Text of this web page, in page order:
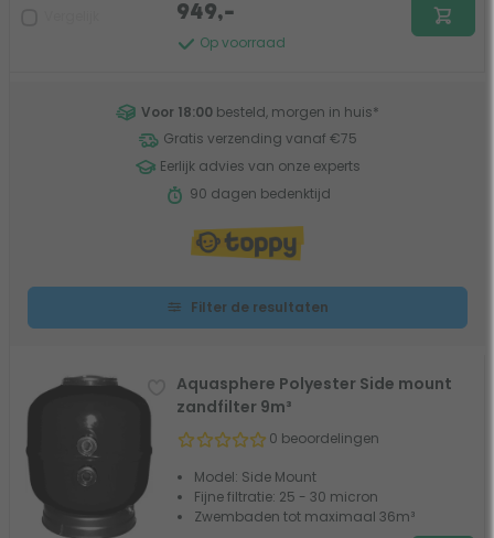
Op voorraad
949,-
Voor 18:00 besteld, morgen in huis*
Gratis verzending vanaf €75
Eerlijk advies van onze experts
90 dagen bedenktijd
Filter de resultaten
Aquasphere Polyester Side mount
zandfilter 9m³
0 beoordelingen
Model: Side Mount
Fijne filtratie: 25 - 30 micron
Zwembaden tot maximaal 36m³